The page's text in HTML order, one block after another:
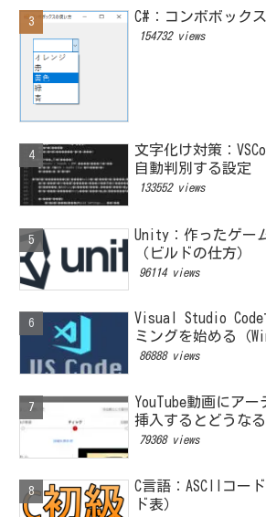
C#：コンボボック
154732 views
文字化け対策：
自動判別する設定
133552 views
Unity：作ったゲー
（ビルドの仕方）
96114 views
Visual Studio Code
ミングを始める（
86888 views
YouTube動画にアー
挿入するとどうな
79368 views
C言語：ASCIIコー
ド表）